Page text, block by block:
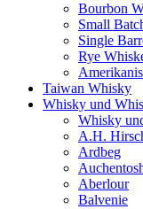
Bourbon
Small
Single
Rye
Taiwan Whisky
Whisky und
Whisky
A.H.
Ardbeg
Aberlour
Balvenie